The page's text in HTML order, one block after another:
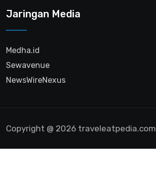
Jaringan Media
Medha.id
Sewavenue
NewsWireNexus
Copyright @ 2026 traveleatpedia.com